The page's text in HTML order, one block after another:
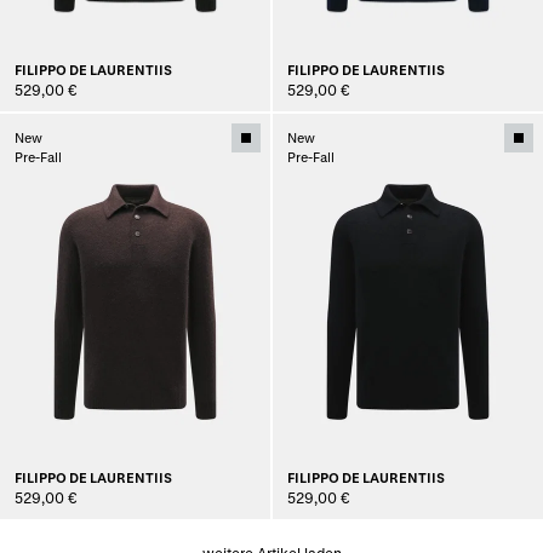
FILIPPO DE LAURENTIIS
529,00 €
FILIPPO DE LAURENTIIS
529,00 €
New
Pre-Fall
FILIPPO DE LAURENTIIS
529,00 €
New
Pre-Fall
FILIPPO DE LAURENTIIS
529,00 €